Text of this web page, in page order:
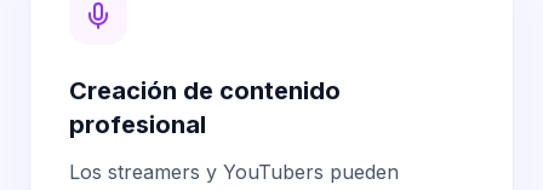
Creación de contenido
profesional
Los streamers y YouTubers pueden